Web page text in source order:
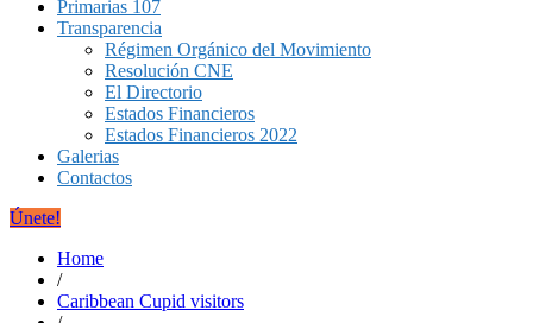
Primarias 107
Transparencia
Régimen Orgánico del Movimiento
Resolución CNE
El Directorio
Estados Financieros
Estados Financieros 2022
Galerias
Contactos
Únete!
Home
/
Caribbean Cupid visitors